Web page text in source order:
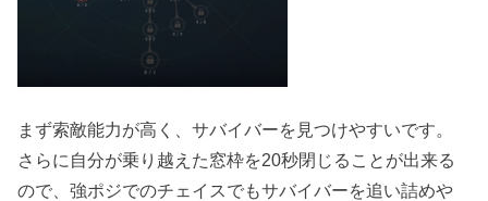
まず索敵能力が高く、サバイバーを見つけやすいです。
さらに自分が乗り越えた窓枠を20秒閉じることが出来る
ので、強ポジでのチェイスでもサバイバーを追い詰めや